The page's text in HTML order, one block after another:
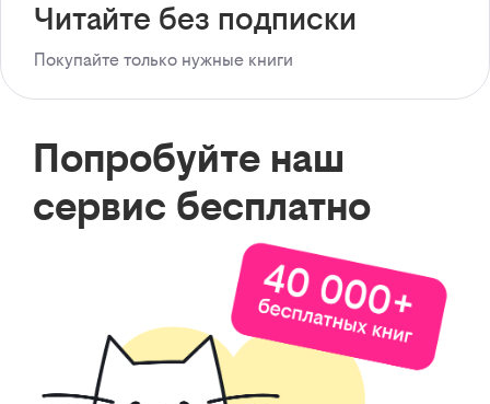
Читайте без подписки
Покупайте только нужные книги
Попробуйте наш
сервис бесплатно